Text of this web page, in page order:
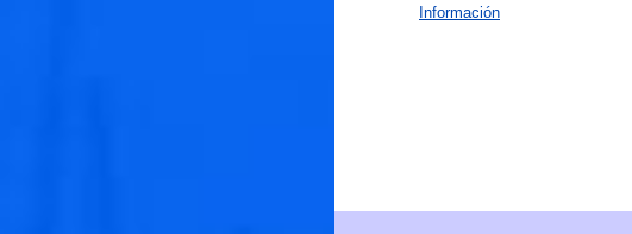
Información